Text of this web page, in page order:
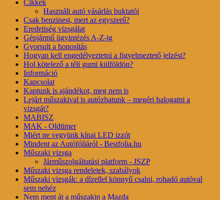
Cikkek
Használt autó vásárlás buktatói
Csak benzinest, mert az egyszerű?
Eredetiség vizsgálat
Gépjármű ügyintézés A-Z-ig
Gyorsult a honosítás
Hogyan kell engedélyeztetni a figyelmeztető jelzést?
Hol kötelező a téli gumi külföldön?
Információ
Kapcsolat
Kaptunk is ajándékot, meg nem is
Lejárt műszakival is autózhatunk – megéri halogatni a
vizsgát?
MABISZ
MAK - Oldtimer
Miért ne vegyünk kínai LED izzót
Mindent az Autófóliáról - Bestfolia.hu
Műszaki vizsga
Járműszolgáltatási platform - JSZP
Műszaki vizsga rendeletek, szabályok
Műszaki vizsgák: a dízellel könnyű csalni, rohadó autóval
sem nehéz
Nem ment át a műszakin a Mazda